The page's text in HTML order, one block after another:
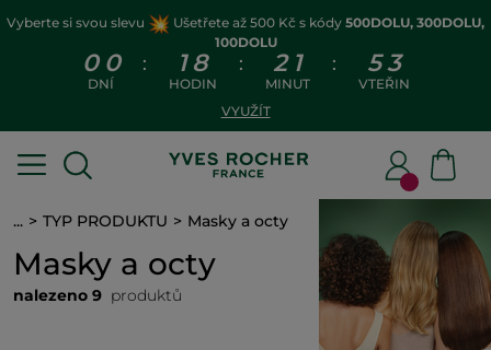
Vyberte si svou slevu Ušetřete až 500 Kč s kódy 500DOLU, 300DOLU,
100DOLU
0 0
DNÍ
: 1 8
HODIN
: 2 1
MINUT
: 5 2
VTEŘIN
VYUŽÍT
... TYP PRODUKTU Masky a octy
Masky a octy
nalezeno 9 produktů